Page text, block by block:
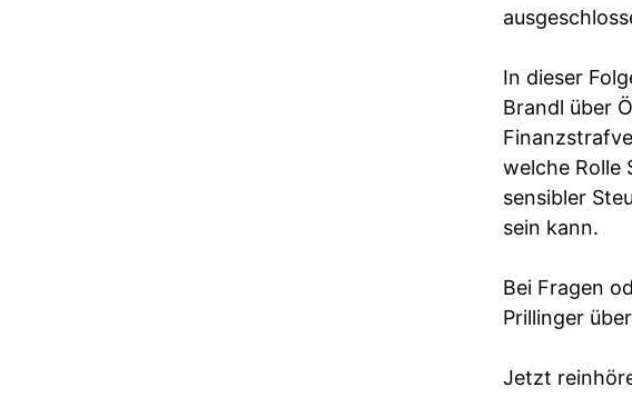
In dieser
Brandl über
welche Rolle
sensibler
sein kann.
Bei Fragen
Prillinger
Jetzt